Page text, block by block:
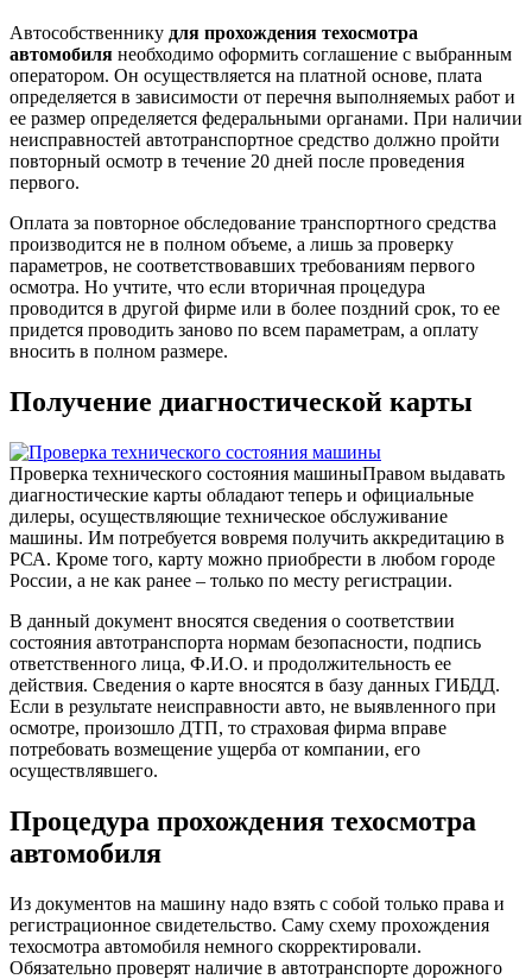
Автособственнику для прохождения техосмотра
автомобиля необходимо оформить соглашение с выбранным
оператором. Он осуществляется на платной основе, плата
определяется в зависимости от перечня выполняемых работ и
ее размер определяется федеральными органами. При наличии
неисправностей автотранспортное средство должно пройти
повторный осмотр в течение 20 дней после проведения
первого.
Оплата за повторное обследование транспортного средства
производится не в полном объеме, а лишь за проверку
параметров, не соответствовавших требованиям первого
осмотра. Но учтите, что если вторичная процедура
проводится в другой фирме или в более поздний срок, то ее
придется проводить заново по всем параметрам, а оплату
вносить в полном размере.
Получение диагностической карты
Проверка технического состояния машиныПравом выдавать
диагностические карты обладают теперь и официальные
дилеры, осуществляющие техническое обслуживание
машины. Им потребуется вовремя получить аккредитацию в
РСА. Кроме того, карту можно приобрести в любом городе
России, а не как ранее – только по месту регистрации.
В данный документ вносятся сведения о соответствии
состояния автотранспорта нормам безопасности, подпись
ответственного лица, Ф.И.О. и продолжительность ее
действия. Сведения о карте вносятся в базу данных ГИБДД.
Если в результате неисправности авто, не выявленного при
осмотре, произошло ДТП, то страховая фирма вправе
потребовать возмещение ущерба от компании, его
осуществлявшего.
Процедура прохождения техосмотра
автомобиля
Из документов на машину надо взять с собой только права и
регистрационное свидетельство. Саму схему прохождения
техосмотра автомобиля немного скорректировали.
Обязательно проверят наличие в автотранспорте дорожного